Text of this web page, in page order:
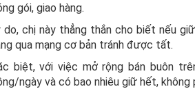
gói, giao hàng.
do, chị này thẳng thắn cho biết nếu
qua mạng cơ bản tránh được tất.
biệt, với việc mở rộng bán buôn
ngày và có bao nhiêu giữ hết, không